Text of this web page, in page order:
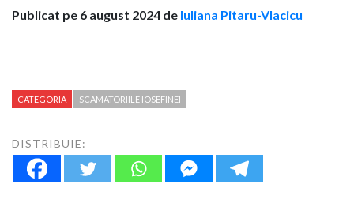
Publicat pe 6 august 2024 de Iuliana Pitaru-Vlacicu
CATEGORIA SCAMATORIILE IOSEFINEI
DISTRIBUIE: